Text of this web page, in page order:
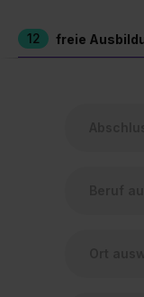
12 freie